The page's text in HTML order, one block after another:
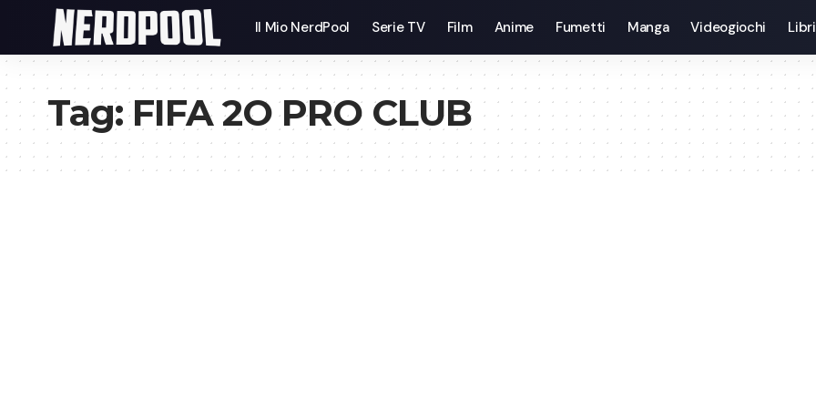
Il Mio NerdPool Serie TV Film Anime Fumetti Manga Videogiochi Libri
Tag:FIFA 2O PRO CLUB